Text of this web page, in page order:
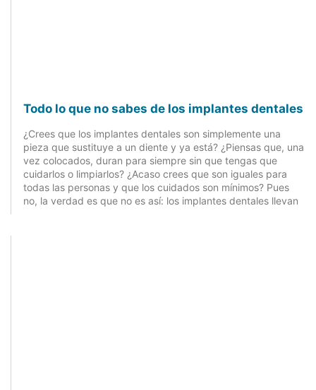
Todo lo que no sabes de los implantes dentales
¿Crees que los implantes dentales son simplemente una
pieza que sustituye a un diente y ya está? ¿Piensas que, una
vez colocados, duran para siempre sin que tengas que
cuidarlos o limpiarlos? ¿Acaso crees que son iguales para
todas las personas y que los cuidados son mínimos? Pues
no, la verdad es que no es así: los implantes dentales llevan